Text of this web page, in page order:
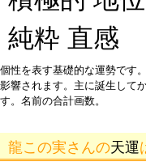
純粋 直感
個性を表す基礎的な運勢です
影響されます。主に誕生して
す。名前の合計画数。
龍この実さんの天運